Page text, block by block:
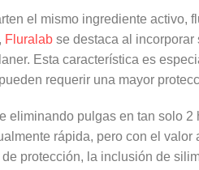
el mismo ingrediente activo,
Fluralabse destaca al incorporar
Esta característica es
requerir una mayor
eliminando pulgas en tan solo
rápida, pero con el
protección, la inclusión de